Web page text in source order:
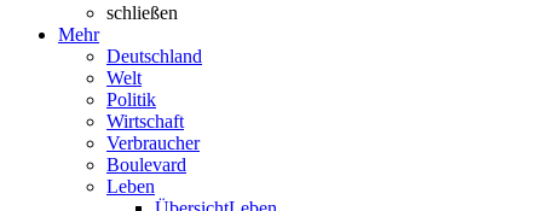
schließen
Mehr
Deutschland
Welt
Politik
Wirtschaft
Verbraucher
Boulevard
Leben